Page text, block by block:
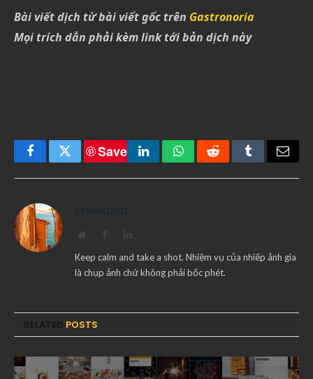
Bài viết dịch từ bài viết gốc trên Gastronoria
Mọi trích dẫn phải kèm link tới bản dịch này
FacebookTwitter
Save
LinkedInWhatsAppRedditTumblrEmail
Keep calm and take a shot. Nhiệm vụ của nhiếp ảnh gia
là chụp ảnh chứ không phải bốc phét.
POSTS